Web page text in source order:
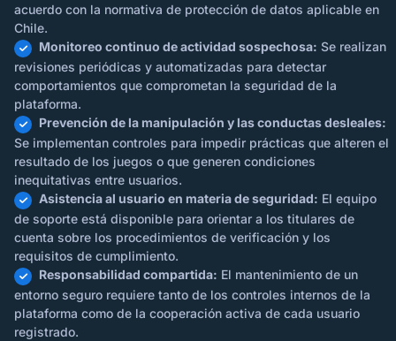
acuerdo con la normativa de protección de datos aplicable en
Chile.
Monitoreo continuo de actividad sospechosa: Se realizan
revisiones periódicas y automatizadas para detectar
comportamientos que comprometan la seguridad de la
plataforma.
Prevención de la manipulación y las conductas desleales:
Se implementan controles para impedir prácticas que alteren el
resultado de los juegos o que generen condiciones
inequitativas entre usuarios.
Asistencia al usuario en materia de seguridad: El equipo
de soporte está disponible para orientar a los titulares de
cuenta sobre los procedimientos de verificación y los
requisitos de cumplimiento.
Responsabilidad compartida: El mantenimiento de un
entorno seguro requiere tanto de los controles internos de la
plataforma como de la cooperación activa de cada usuario
registrado.